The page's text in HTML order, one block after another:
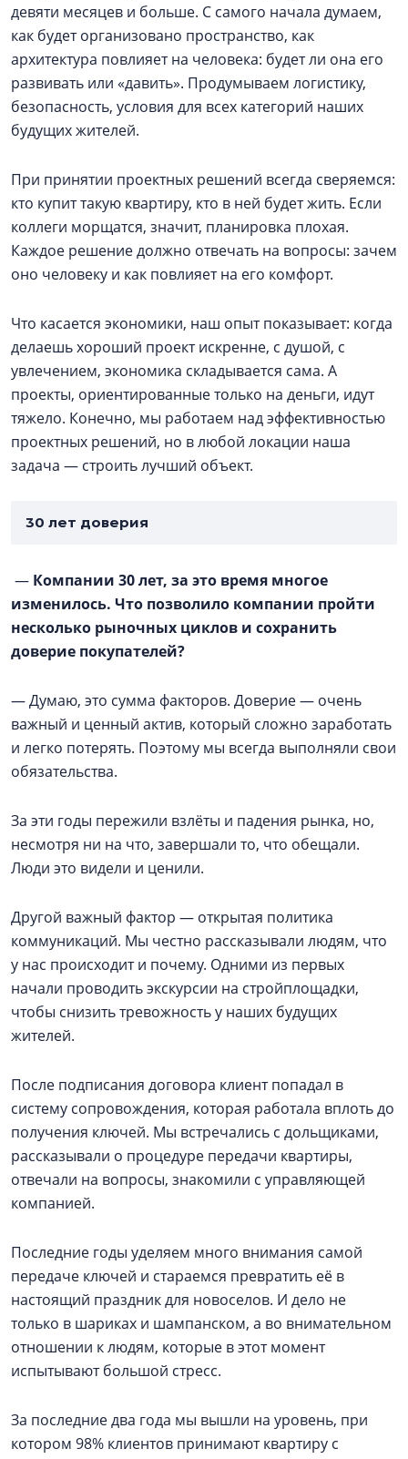
девяти месяцев и больше. С самого начала думаем,
как будет организовано пространство, как
архитектура повлияет на человека: будет ли она его
развивать или «давить». Продумываем логистику,
безопасность, условия для всех категорий наших
будущих жителей.
При принятии проектных решений всегда сверяемся:
кто купит такую квартиру, кто в ней будет жить. Если
коллеги морщатся, значит, планировка плохая.
Каждое решение должно отвечать на вопросы: зачем
оно человеку и как повлияет на его комфорт.
Что касается экономики, наш опыт показывает: когда
делаешь хороший проект искренне, с душой, с
увлечением, экономика складывается сама. А
проекты, ориентированные только на деньги, идут
тяжело. Конечно, мы работаем над эффективностью
проектных решений, но в любой локации наша
задача — строить лучший объект.
30 лет доверия
— Компании 30 лет, за это время многое
изменилось. Что позволило компании пройти
несколько рыночных циклов и сохранить
доверие покупателей?
— Думаю, это сумма факторов. Доверие — очень
важный и ценный актив, который сложно заработать
и легко потерять. Поэтому мы всегда выполняли свои
обязательства.
За эти годы пережили взлёты и падения рынка, но,
несмотря ни на что, завершали то, что обещали.
Люди это видели и ценили.
Другой важный фактор — открытая политика
коммуникаций. Мы честно рассказывали людям, что
у нас происходит и почему. Одними из первых
начали проводить экскурсии на стройплощадки,
чтобы снизить тревожность у наших будущих
жителей.
После подписания договора клиент попадал в
систему сопровождения, которая работала вплоть до
получения ключей. Мы встречались с дольщиками,
рассказывали о процедуре передачи квартиры,
отвечали на вопросы, знакомили с управляющей
компанией.
Последние годы уделяем много внимания самой
передаче ключей и стараемся превратить её в
настоящий праздник для новоселов. И дело не
только в шариках и шампанском, а во внимательном
отношении к людям, которые в этот момент
испытывают большой стресс.
За последние два года мы вышли на уровень, при
котором 98% клиентов принимают квартиру с